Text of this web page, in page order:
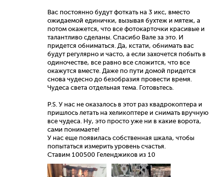
Вас постоянно будут фоткать на 3 икс, вместо
ожидаемой единички, вызывая бухтеж и мятеж, а
потом окажется, что все фотокарточки красивые и
талантливо сделаны. Спасибо Вале за это. И
придется обниматься. Да, кстати, обнимать вас
будут регулярно и часто, а если захочется побыть в
одиночестве, все равно все сложится, что все
окажутся вместе. Даже по пути домой придется
снова чудесно до безобразия провести время.
Чудеса света отдельная тема. Готовьтесь.
P.S. У нас не оказалось в этот раз квадрокоптера и
пришлось летать на хеликоптере и снимать вручную
все чудеса. Ну, это просто уже ни в какие ворота,
сами понимаете!
У нас еще появилась собственная шкала, чтобы
попытаться измерить уровень счастья.
Ставим 100500 Геленджиков из 10